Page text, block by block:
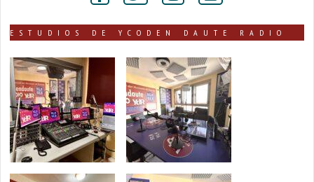
ESTUDIOS DE YCODEN DAUTE RADIO